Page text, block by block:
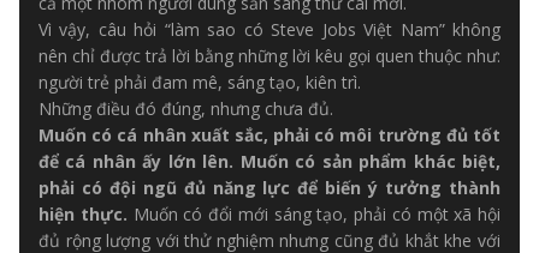
Vì vậy, câu hỏi “làm sao có Steve Jobs Việt Nam” không
nên chỉ được trả lời bằng những lời kêu gọi quen thuộc như:
người trẻ phải đam mê, sáng tạo, kiên trì.
Những điều đó đúng, nhưng chưa đủ.
Muốn có cá nhân xuất sắc, phải có môi trường đủ tốt
để cá nhân ấy lớn lên. Muốn có sản phẩm khác biệt,
phải có đội ngũ đủ năng lực để biến ý tưởng thành
hiện thực. Muốn có đổi mới sáng tạo, phải có một xã hội
đủ rộng lượng với thử nghiệm nhưng cũng đủ khắt khe với